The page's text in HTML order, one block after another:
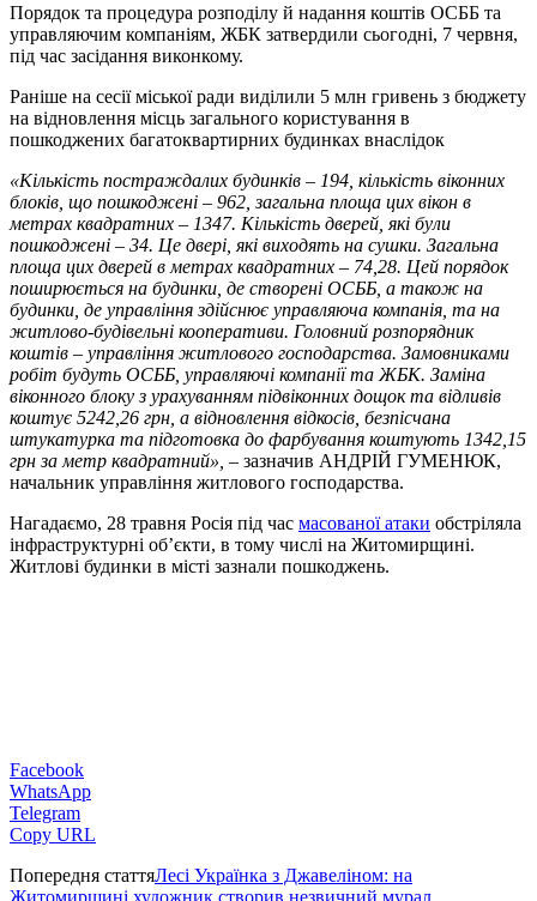
Порядок та процедура розподілу й надання коштів ОСББ та
управляючим компаніям, ЖБК затвердили сьогодні, 7 червня,
під час засідання виконкому.
Раніше на сесії міської ради виділили 5 млн гривень з бюджету
на відновлення місць загального користування в
пошкоджених багатоквартирних будинках внаслідок
«Кількість постраждалих будинків – 194, кількість віконних
блоків, що пошкоджені – 962, загальна площа цих вікон в
метрах квадратних – 1347. Кількість дверей, які були
пошкоджені – 34. Це двері, які виходять на сушки. Загальна
площа цих дверей в метрах квадратних – 74,28. Цей порядок
поширюється на будинки, де створені ОСББ, а також на
будинки, де управління здійснює управляюча компанія, та на
житлово-будівельні кооперативи. Головний розпорядник
коштів – управління житлового господарства. Замовниками
робіт будуть ОСББ, управляючі компанії та ЖБК. Заміна
віконного блоку з урахуванням підвіконних дощок та відливів
коштує 5242,26 грн, а відновлення відкосів, безпісчана
штукатурка та підготовка до фарбування коштують 1342,15
грн за метр квадратний», – зазначив АНДРІЙ ГУМЕНЮК,
начальник управління житлового господарства.
Нагадаємо, 28 травня Росія під час масованої атаки обстріляла
інфраструктурні обʼєкти, в тому числі на Житомирщині.
Житлові будинки в місті зазнали пошкоджень.
Facebook
WhatsApp
Telegram
Copy URL
Попередня статтяЛесі Українка з Джавеліном: на
Житомирщині художник створив незвичний мурал